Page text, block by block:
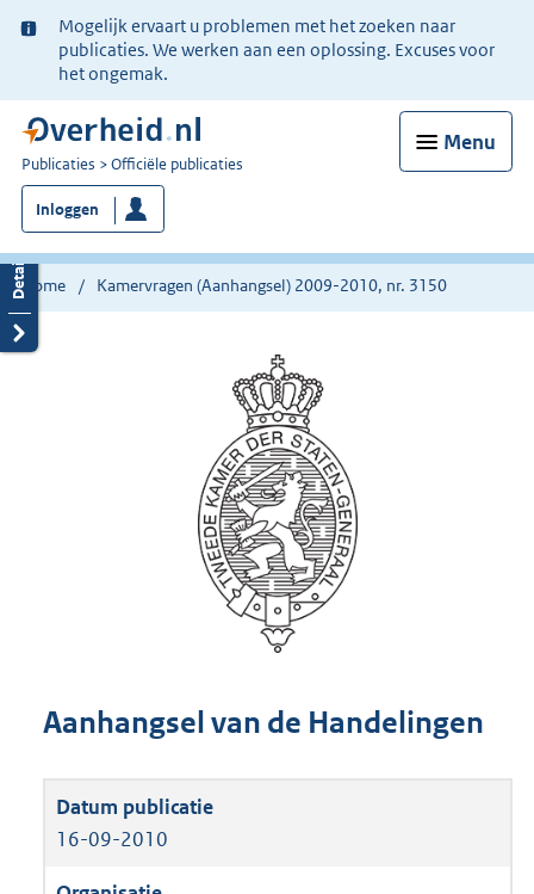
Ter
informatie:
Mogelijk ervaart u problemen met het zoeken naar
publicaties. We werken aan een oplossing. Excuses voor
het ongemak.
Menu
U
bent
nu
hier:
Publicaties Officiële publicaties
Inloggen
Home Kamervragen (Aanhangsel) 2009-2010, nr. 3150
Aanhangsel van de Handelingen
16-09-2010